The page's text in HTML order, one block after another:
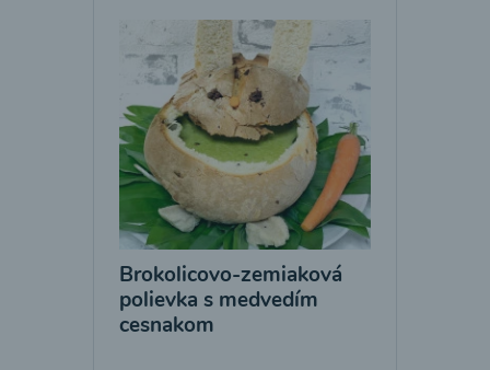
Brokolicovo-zemiaková
polievka s medvedím
cesnakom